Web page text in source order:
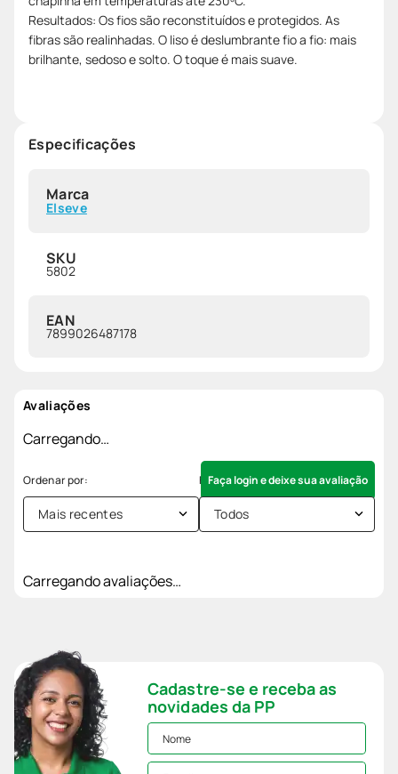
Resultados: Os fios são reconstituídos e protegidos. As
fibras são realinhadas. O liso é deslumbrante fio a fio: mais
brilhante, sedoso e solto. O toque é mais suave.
Especificações
Marca
Elseve
SKU
5802
EAN
7899026487178
Avaliações
Carregando…
Faça login e deixe sua avaliação
Mais recentes Todos
Carregando avaliações…
Cadastre-se e receba as
novidades da PP